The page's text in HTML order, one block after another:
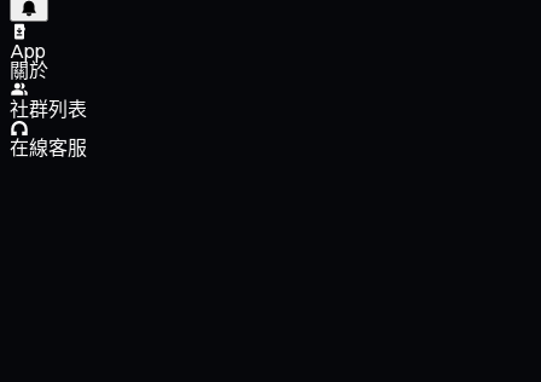
App
關於
社群列表
在線客服